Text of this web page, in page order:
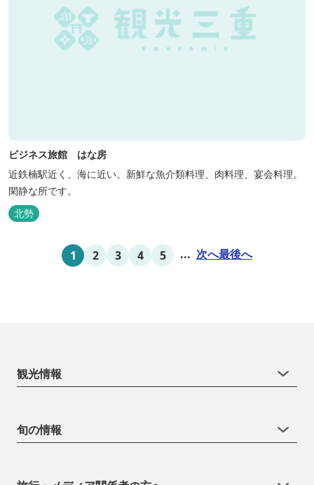
ビジネス旅館 はな房
近鉄楠駅近く、海に近い。新鮮な魚介類料理、肉料理、宴会料理。
閑静な所です。
北勢
1 2 3 4 5 ... 次へ最後へ
観光情報
旬の情報